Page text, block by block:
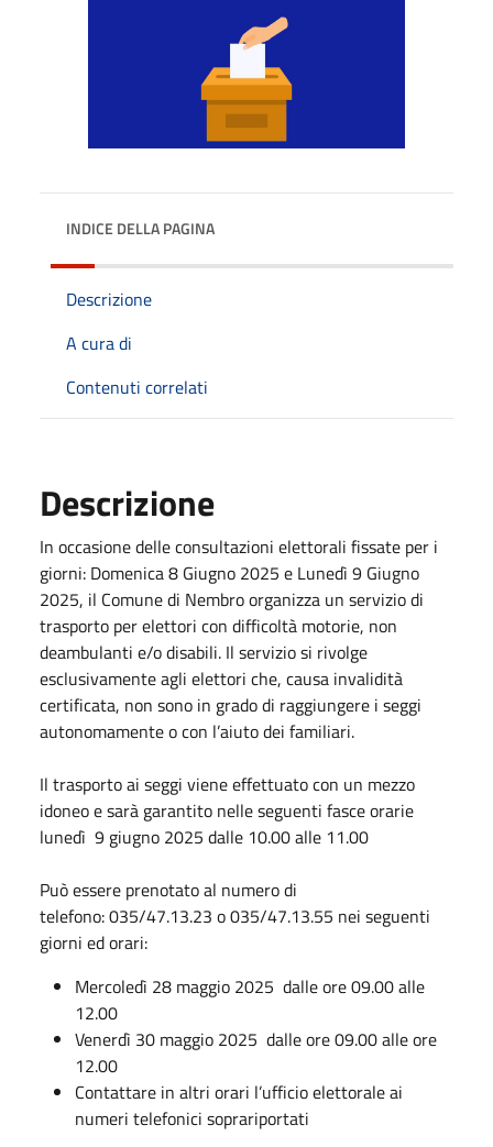
INDICE DELLA PAGINA
Descrizione
A cura di
Contenuti correlati
Descrizione
In occasione delle consultazioni elettorali fissate per i
giorni: Domenica 8 Giugno 2025 e Lunedì 9 Giugno
2025, il Comune di Nembro organizza un servizio di
trasporto per elettori con difficoltà motorie, non
deambulanti e/o disabili. Il servizio si rivolge
esclusivamente agli elettori che, causa invalidità
certificata, non sono in grado di raggiungere i seggi
autonomamente o con l’aiuto dei familiari.
Il trasporto ai seggi viene effettuato con un mezzo
idoneo e sarà garantito nelle seguenti fasce orarie
lunedì 9 giugno 2025 dalle 10.00 alle 11.00
Può essere prenotato al numero di
telefono: 035/47.13.23 o 035/47.13.55 nei seguenti
giorni ed orari:
Mercoledì 28 maggio 2025 dalle ore 09.00 alle
12.00
Venerdì 30 maggio 2025 dalle ore 09.00 alle ore
12.00
Contattare in altri orari l’ufficio elettorale ai
numeri telefonici soprariportati